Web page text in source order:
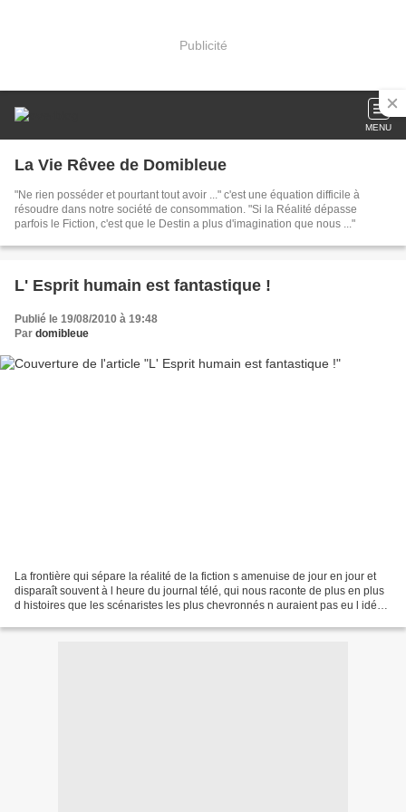
Publicité
MENU
La Vie Rêvee de Domibleue
"Ne rien posséder et pourtant tout avoir ..." c'est une équation difficile à
résoudre dans notre société de consommation. "Si la Réalité dépasse
parfois le Fiction, c'est que le Destin a plus d'imagination que nous ..."
L' Esprit humain est fantastique !
Publié le 19/08/2010 à 19:48
Par domibleue
La frontière qui sépare la réalité de la fiction s amenuise de jour en jour et
disparaît souvent à l heure du journal télé, qui nous raconte de plus en plus
d histoires que les scénaristes les plus chevronnés n auraient pas eu l idée